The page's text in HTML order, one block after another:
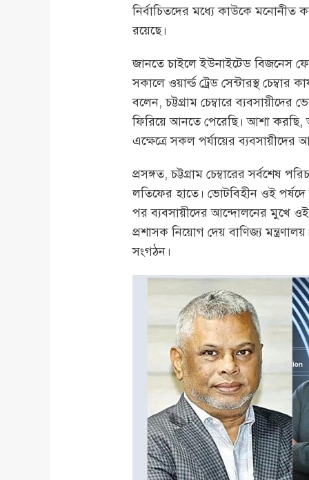
নির্বাচিতদের মধ্যে কাউকে মনোনীত
রয়েছে।
জানতে চাইলে ইউনাইটেড বিজনেস
সকালে ওয়ার্ল্ড ট্রেড সেন্টারস্থ
বলেন, চট্টগ্রাম চেম্বারে
ফিরিয়ে আনতে পেরেছি। আশা
এক্ষেত্রে সকল পর্যায়ের
প্রসঙ্গত, চট্টগ্রাম চেম্বারের
লতিফের হাতে। ভোটবিহীন ওই
পর ব্যবসায়ীদের আন্দোলনের মুখে ওই
প্রশাসক নিয়োগ দেয় বাণিজ্য
সংগঠন।